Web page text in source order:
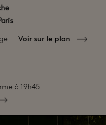
Voir sur le plan
à 19h45